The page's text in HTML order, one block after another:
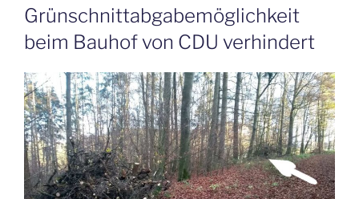
AM
Grünschnittabgabemöglichkeit
beim Bauhof von CDU verhindert